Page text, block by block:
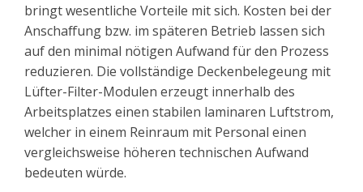
bringt wesentliche Vorteile mit sich. Kosten bei der
Anschaffung bzw. im späteren Betrieb lassen sich
auf den minimal nötigen Aufwand für den Prozess
reduzieren. Die vollständige Deckenbelegeung mit
Lüfter-Filter-Modulen erzeugt innerhalb des
Arbeitsplatzes einen stabilen laminaren Luftstrom,
welcher in einem Reinraum mit Personal einen
vergleichsweise höheren technischen Aufwand
bedeuten würde.